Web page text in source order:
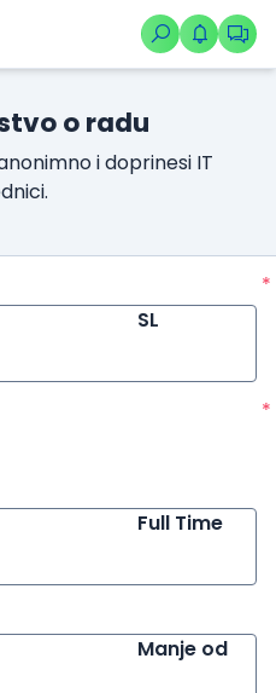
o radu
i doprinesi IT
*
SL
*
Full Time
Manje od